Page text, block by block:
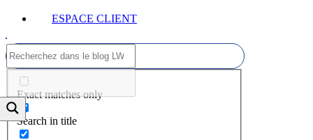
ESPACE CLIENT
Exact matches only
Search in title